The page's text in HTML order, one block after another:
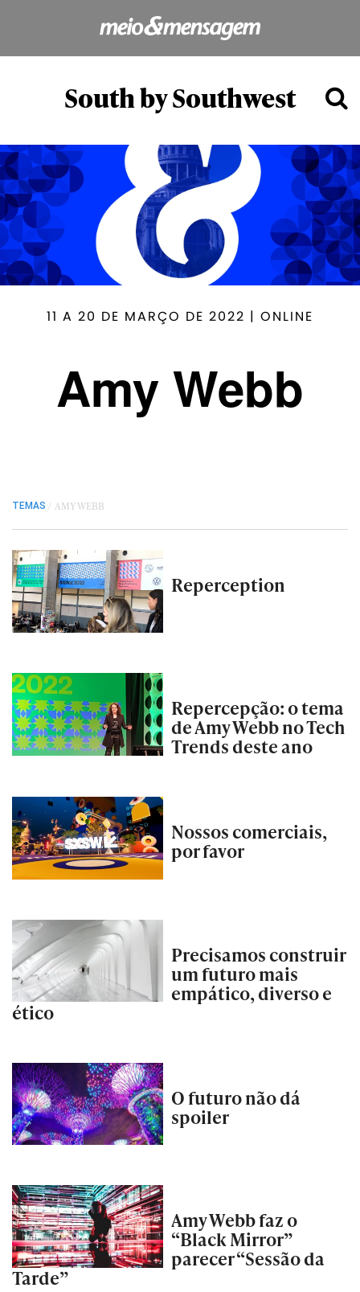
South by Southwest
11 A 20 DE MARÇO DE 2022 | ONLINE
Amy Webb
TEMAS / AMY WEBB
Reperception
Repercepção: o tema
de Amy Webb no Tech
Trends deste ano
Nossos comerciais,
por favor
Precisamos construir
um futuro mais
empático, diverso e
ético
O futuro não dá
spoiler
Amy Webb faz o
“Black Mirror”
parecer “Sessão da
Tarde”